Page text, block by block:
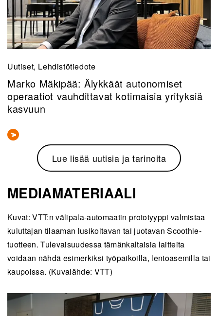
Uutiset, Lehdistötiedote
Marko Mäkipää: Älykkäät autonomiset
operaatiot vauhdittavat kotimaisia yrityksiä
kasvuun
Lue lisää uutisia ja tarinoita
MEDIAMATERIAALI
Kuvat: VTT:n välipala-automaatin prototyyppi valmistaa
kuluttajan tilaaman lusikoitavan tai juotavan Scoothie-
tuotteen. Tulevaisuudessa tämänkaltaisia laitteita
voidaan nähdä esimerkiksi työpaikoilla, lentoasemilla tai
kaupoissa. (Kuvalähde: VTT)